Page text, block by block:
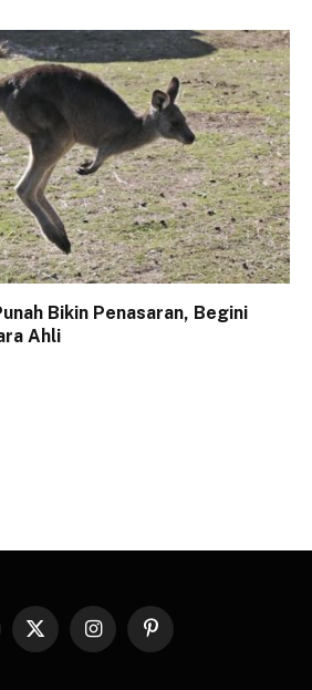
Bikin Penasaran, Begini
Ahli
X
InstagramPinterest